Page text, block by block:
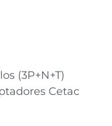
(3P+N+T)
Cetac